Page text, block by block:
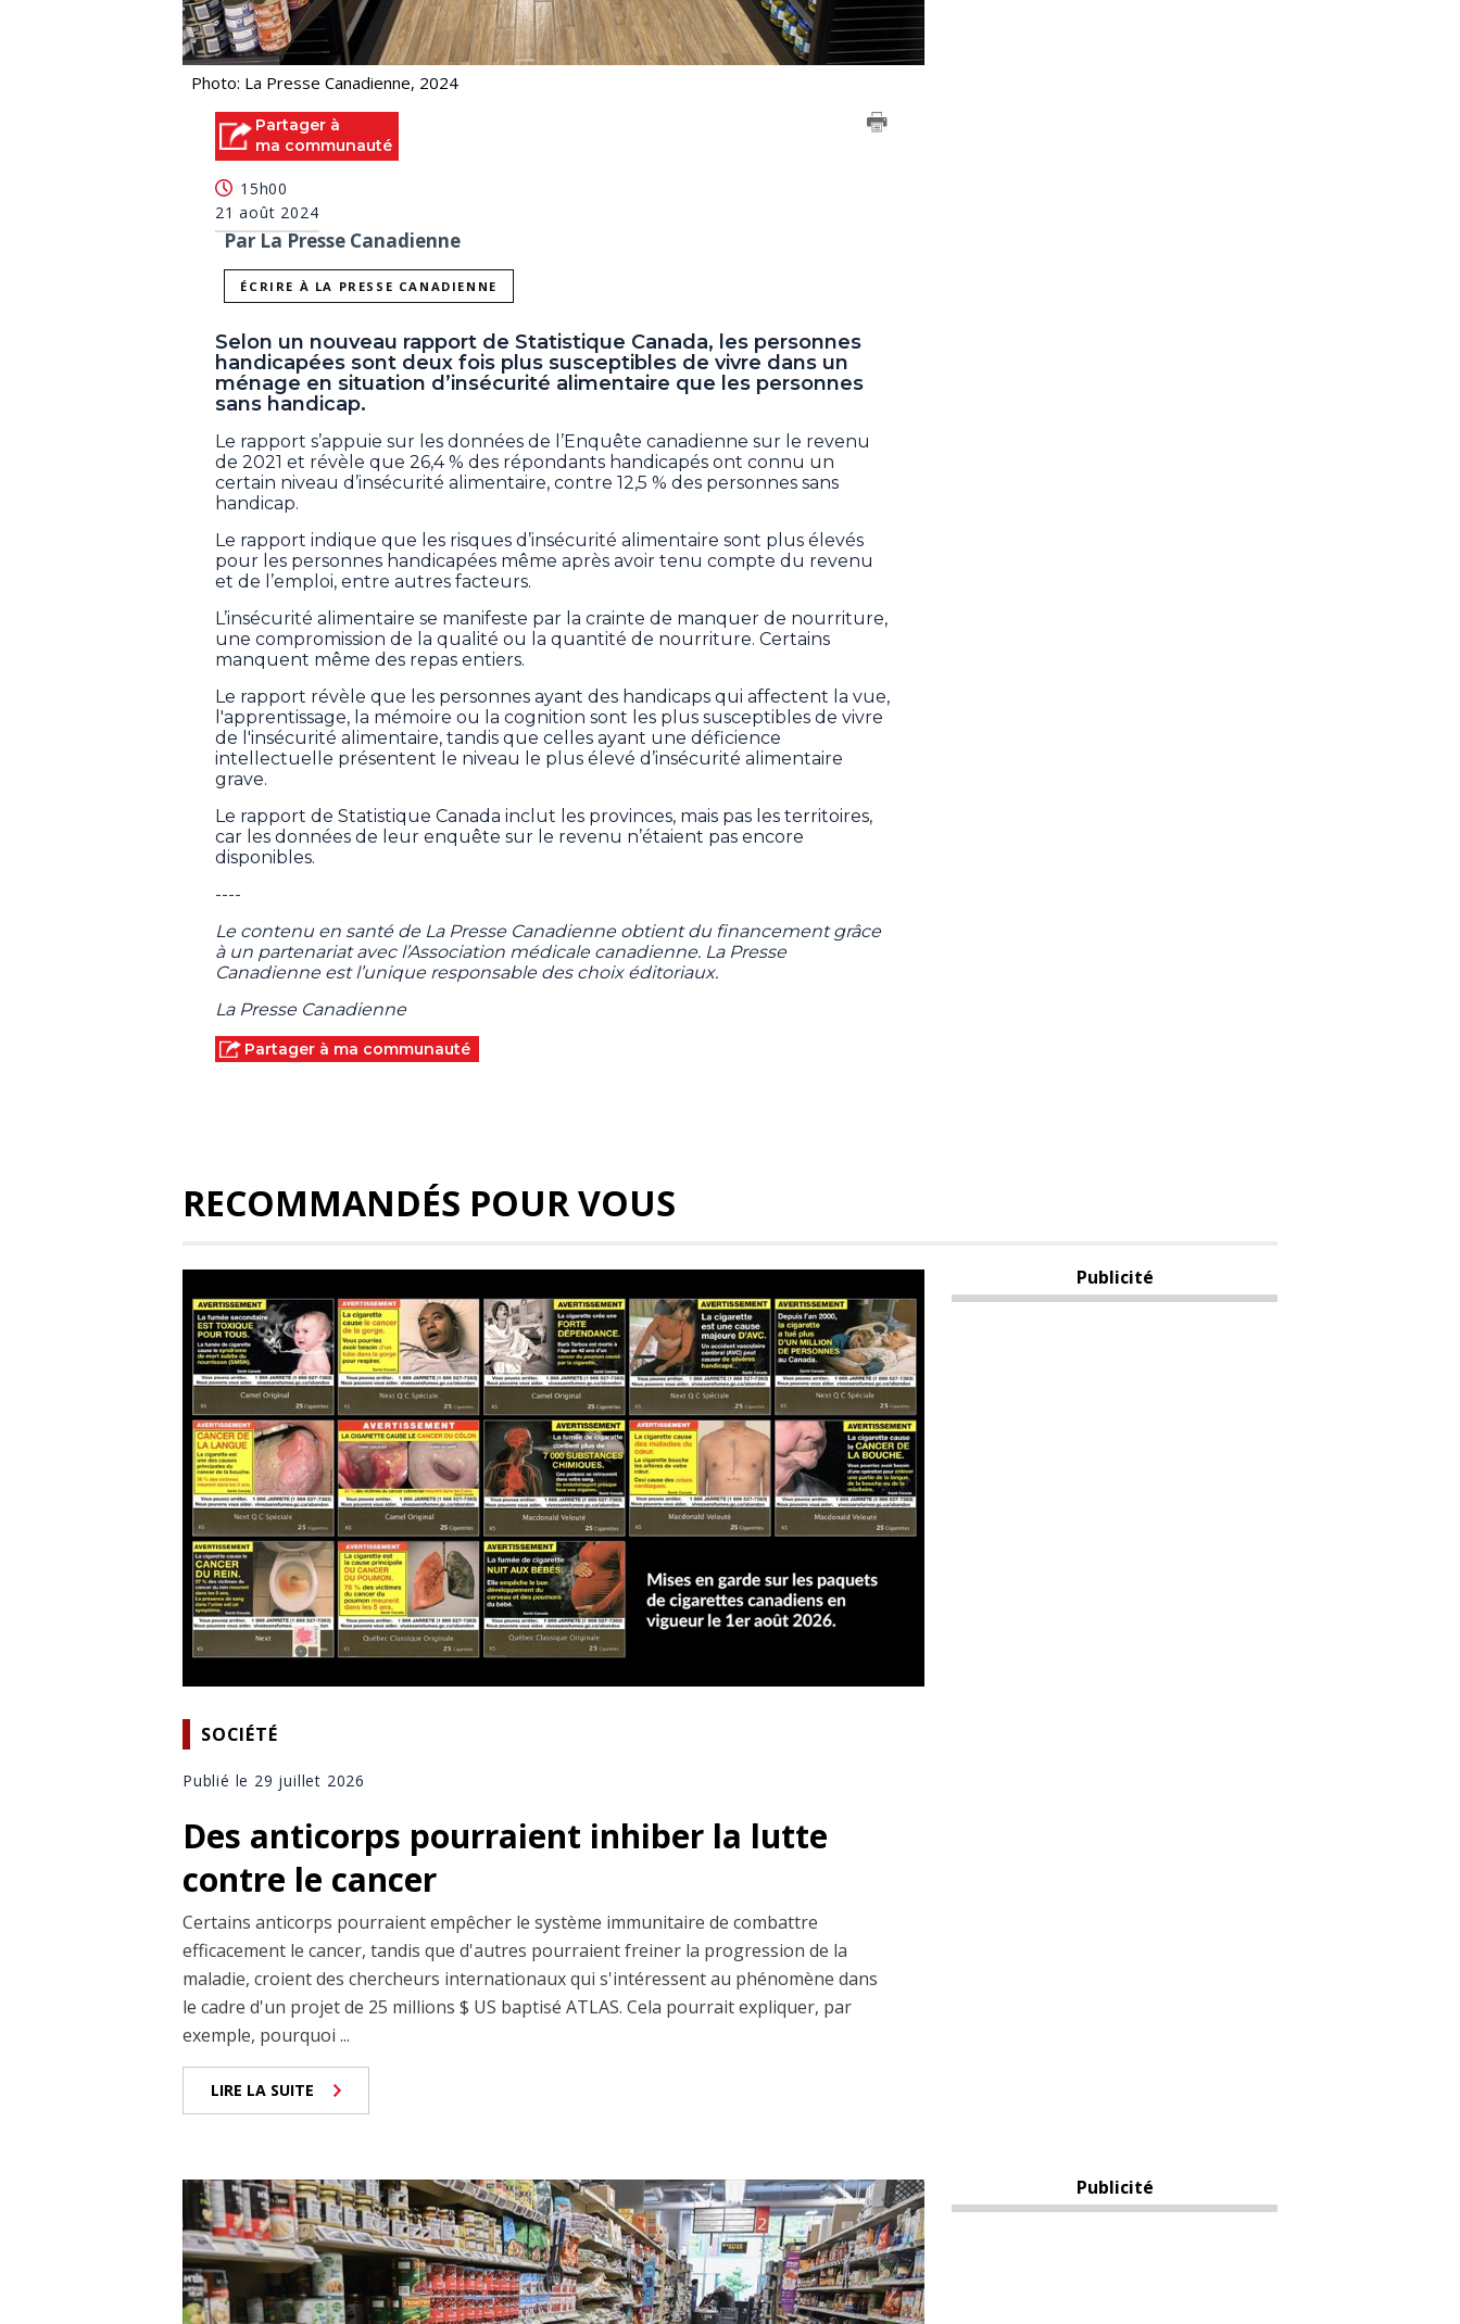
Photo: La Presse Canadienne, 2024
Partager à
ma communauté
15h00
21 août 2024
Par La Presse Canadienne
ÉCRIRE À LA PRESSE CANADIENNE
Selon un nouveau rapport de Statistique Canada, les personnes
handicapées sont deux fois plus susceptibles de vivre dans un
ménage en situation d’insécurité alimentaire que les personnes
sans handicap.
Le rapport s’appuie sur les données de l’Enquête canadienne sur le revenu
de 2021 et révèle que 26,4 % des répondants handicapés ont connu un
certain niveau d’insécurité alimentaire, contre 12,5 % des personnes sans
handicap.
Le rapport indique que les risques d’insécurité alimentaire sont plus élevés
pour les personnes handicapées même après avoir tenu compte du revenu
et de l’emploi, entre autres facteurs.
L’insécurité alimentaire se manifeste par la crainte de manquer de nourriture,
une compromission de la qualité ou la quantité de nourriture. Certains
manquent même des repas entiers.
Le rapport révèle que les personnes ayant des handicaps qui affectent la vue,
l'apprentissage, la mémoire ou la cognition sont les plus susceptibles de vivre
de l'insécurité alimentaire, tandis que celles ayant une déficience
intellectuelle présentent le niveau le plus élevé d’insécurité alimentaire
grave.
Le rapport de Statistique Canada inclut les provinces, mais pas les territoires,
car les données de leur enquête sur le revenu n’étaient pas encore
disponibles.
----
Le contenu en santé de La Presse Canadienne obtient du financement grâce
à un partenariat avec l’Association médicale canadienne. La Presse
Canadienne est l’unique responsable des choix éditoriaux.
La Presse Canadienne
Partager à ma communauté
RECOMMANDÉS POUR VOUS
SOCIÉTÉ
Publié le 29 juillet 2026
Des anticorps pourraient inhiber la lutte
contre le cancer
Certains anticorps pourraient empêcher le système immunitaire de combattre
efficacement le cancer, tandis que d'autres pourraient freiner la progression de la
maladie, croient des chercheurs internationaux qui s'intéressent au phénomène dans
le cadre d'un projet de 25 millions $ US baptisé ATLAS. Cela pourrait expliquer, par
exemple, pourquoi ...
LIRE LA SUITE
Publicité
Publicité